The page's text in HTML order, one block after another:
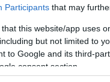
Participants that may
that this website/app uses
but not limited to
to Google and its third-
consent section.
van
jártak?” —
az